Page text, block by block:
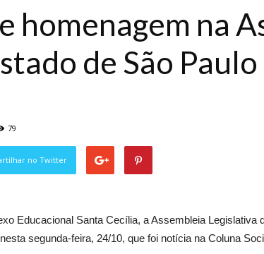
homenagem na
de São
79
no Twitter
Educacional Santa Cecília, a Assembleia Legislativa
segunda-feira, 24/10, que foi notícia na Coluna